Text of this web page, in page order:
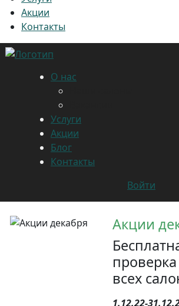
Акции
Контакты
О нас
Услуги
Акции
Блог
Контакты
Войти
Акции
всех
1.12.22-